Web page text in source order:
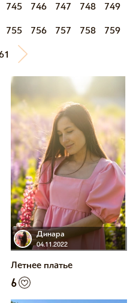
745 746 747 748 749
755 756 757 758 759
Динара
04.11.2022
Летнее платье
6